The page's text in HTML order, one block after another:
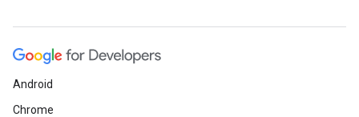
Android
Chrome